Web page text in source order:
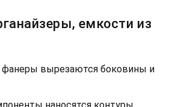
емкости из
фанеры вырезаются боковины и